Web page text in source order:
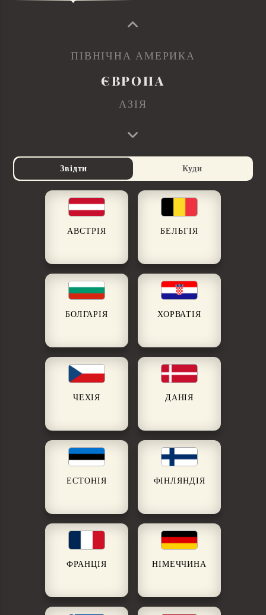
ЄВРОПА
АЗІЯ
ПІВНІЧНА АМЕРИКА
Звідти Куди
АВСТРІЯ БЕЛЬГІЯ
БОЛГАРІЯ ХОРВАТІЯ
ЧЕХІЯ ДАНІЯ
ЕСТОНІЯ ФІНЛЯНДІЯ
ФРАНЦІЯ НІМЕЧЧИНА